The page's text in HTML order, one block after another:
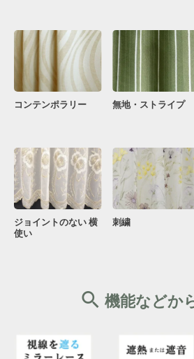
コンテンポラリー 無地・ストライプ
ジョイントのない 横
使い
刺繍
機能などか